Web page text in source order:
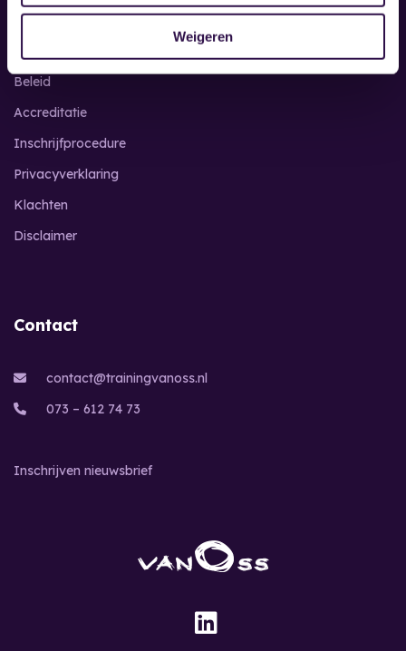
Weigeren
Certificering
Beleid
Accreditatie
Inschrijfprocedure
Privacyverklaring
Klachten
Disclaimer
Contact
contact@trainingvanoss.nl
073 – 612 74 73
Inschrijven nieuwsbrief